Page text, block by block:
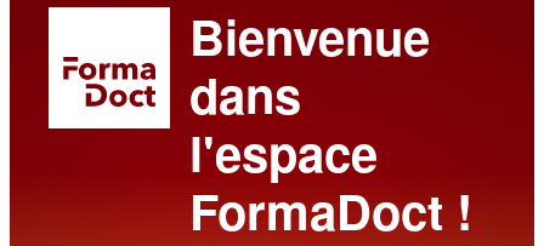
Bienvenue
dans
l'espace
FormaDoct !